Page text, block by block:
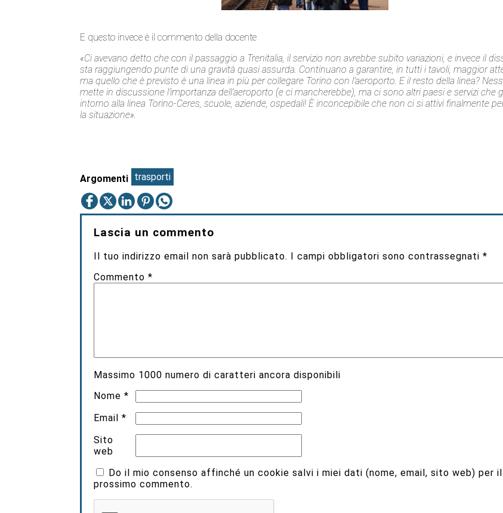
E questo invece è il commento della docente
«Ci avevano detto che con il passaggio a Trenitalia, il servizio non avrebbe subito variazioni, e invece il
sta raggiungendo punte di una gravità quasi assurda. Continuano a garantire, in tutti i tavoli, maggior
ma quello che è previsto è una linea in più per collegare Torino con l’aeroporto. E il resto della linea?
mette in discussione l’importanza dell’aeroporto (e ci mancherebbe), ma ci sono altri paesi e servizi che
intorno alla linea Torino-Ceres, scuole, aziende, ospedali! È inconcepibile che non ci si attivi finalmente
la situazione».
Argomenti trasporti
Lascia un commento
Il tuo indirizzo email non sarà pubblicato. I campi obbligatori sono contrassegnati*
Commento*
Massimo 1000 numero di caratteri ancora disponibili
Nome*
Email*
Sito
web
Do il mio consenso affinché un cookie salvi i miei dati (nome, email, sito web) per il
prossimo commento.